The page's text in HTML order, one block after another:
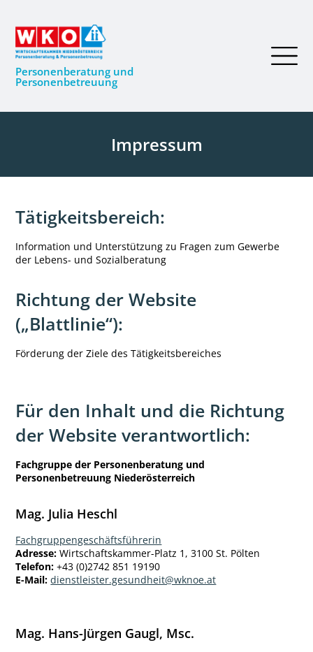
Personenberatung und
Personenbetreuung
Impressum
Tätigkeitsbereich:
Information und Unterstützung zu Fragen zum Gewerbe
der Lebens- und Sozialberatung
Richtung der Website
(„Blattlinie“):
Förderung der Ziele des Tätigkeitsbereiches
Für den Inhalt und die Richtung
der Website verantwortlich:
Fachgruppe der Personenberatung und
Personenbetreuung Niederösterreich
Mag. Julia Heschl
Fachgruppengeschäftsführerin
Adresse: Wirtschaftskammer-Platz 1, 3100 St. Pölten
Telefon: +43 (0)2742 851 19190
E-Mail: dienstleister.gesundheit@wknoe.at
Mag. Hans-Jürgen Gaugl, Msc.